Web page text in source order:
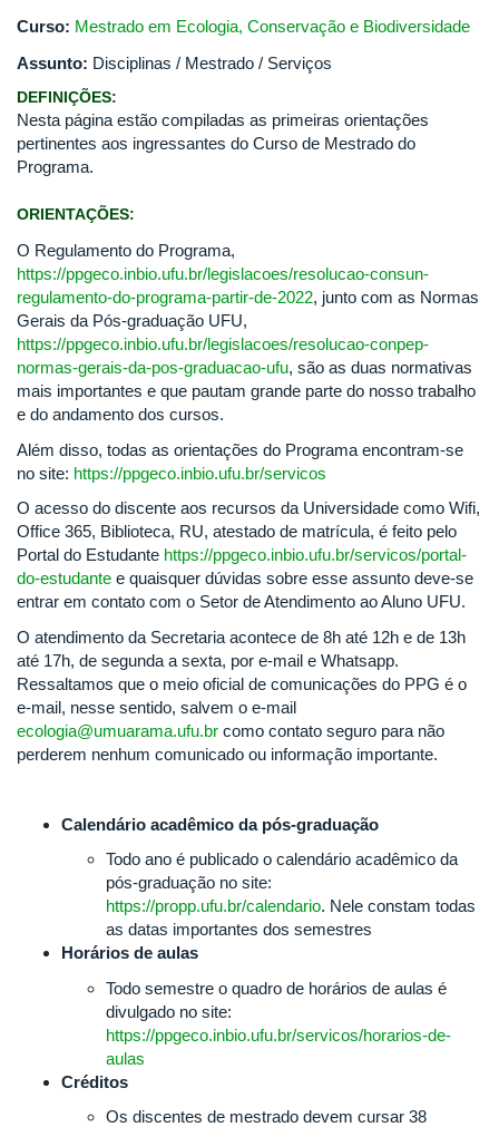
Curso: Mestrado em Ecologia, Conservação e Biodiversidade
Assunto: Disciplinas / Mestrado / Serviços
DEFINIÇÕES:
Nesta página estão compiladas as primeiras orientações
pertinentes aos ingressantes do Curso de Mestrado do
Programa.
ORIENTAÇÕES:
O Regulamento do Programa,
https://ppgeco.inbio.ufu.br/legislacoes/resolucao-consun-
regulamento-do-programa-partir-de-2022, junto com as Normas
Gerais da Pós-graduação UFU,
https://ppgeco.inbio.ufu.br/legislacoes/resolucao-conpep-
normas-gerais-da-pos-graduacao-ufu, são as duas normativas
mais importantes e que pautam grande parte do nosso trabalho
e do andamento dos cursos.
Além disso, todas as orientações do Programa encontram-se
no site: https://ppgeco.inbio.ufu.br/servicos
O acesso do discente aos recursos da Universidade como Wifi,
Office 365, Biblioteca, RU, atestado de matrícula, é feito pelo
Portal do Estudante https://ppgeco.inbio.ufu.br/servicos/portal-
do-estudante e quaisquer dúvidas sobre esse assunto deve-se
entrar em contato com o Setor de Atendimento ao Aluno UFU.
O atendimento da Secretaria acontece de 8h até 12h e de 13h
até 17h, de segunda a sexta, por e-mail e Whatsapp.
Ressaltamos que o meio oficial de comunicações do PPG é o
e-mail, nesse sentido, salvem o e-mail
ecologia@umuarama.ufu.br como contato seguro para não
perderem nenhum comunicado ou informação importante.
Calendário acadêmico da pós-graduação
Todo ano é publicado o calendário acadêmico da
pós-graduação no site:
https://propp.ufu.br/calendario. Nele constam todas
as datas importantes dos semestres
Horários de aulas
Todo semestre o quadro de horários de aulas é
divulgado no site:
https://ppgeco.inbio.ufu.br/servicos/horarios-de-
aulas
Créditos
Os discentes de mestrado devem cursar 38